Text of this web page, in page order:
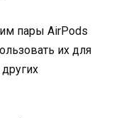
пары AirPods
их для